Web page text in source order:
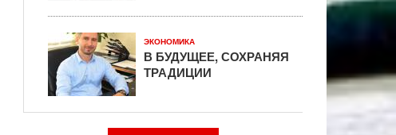
ЭКОНОМИКА
В БУДУЩЕЕ, СОХРАНЯЯ
ТРАДИЦИИ